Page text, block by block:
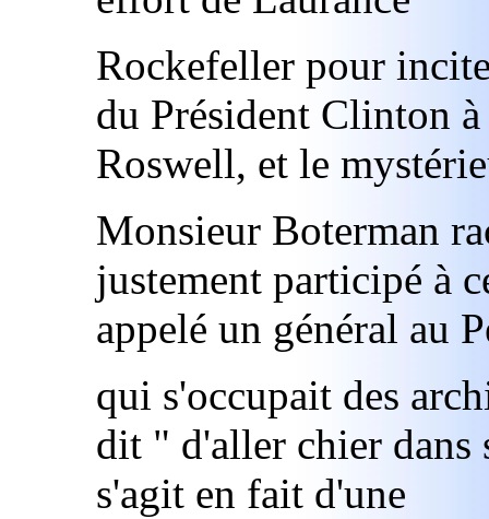
Rockefeller pour
du Président Clinton
Roswell, et le
Monsieur Boterman
justement participé à
appelé un général au
qui s'occupait des
dit " d'aller chier dans
s'agit en fait d'une